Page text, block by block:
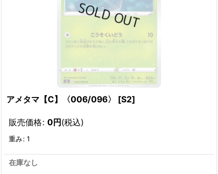
アメタマ【C】〈006/096〉 [S2]
販売価格: 0円(税込)
重み: 1
在庫なし